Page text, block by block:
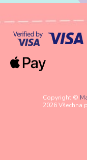
Copyright ©
2026 Všechna